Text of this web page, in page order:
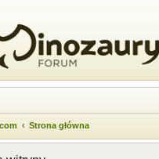
Strona główna